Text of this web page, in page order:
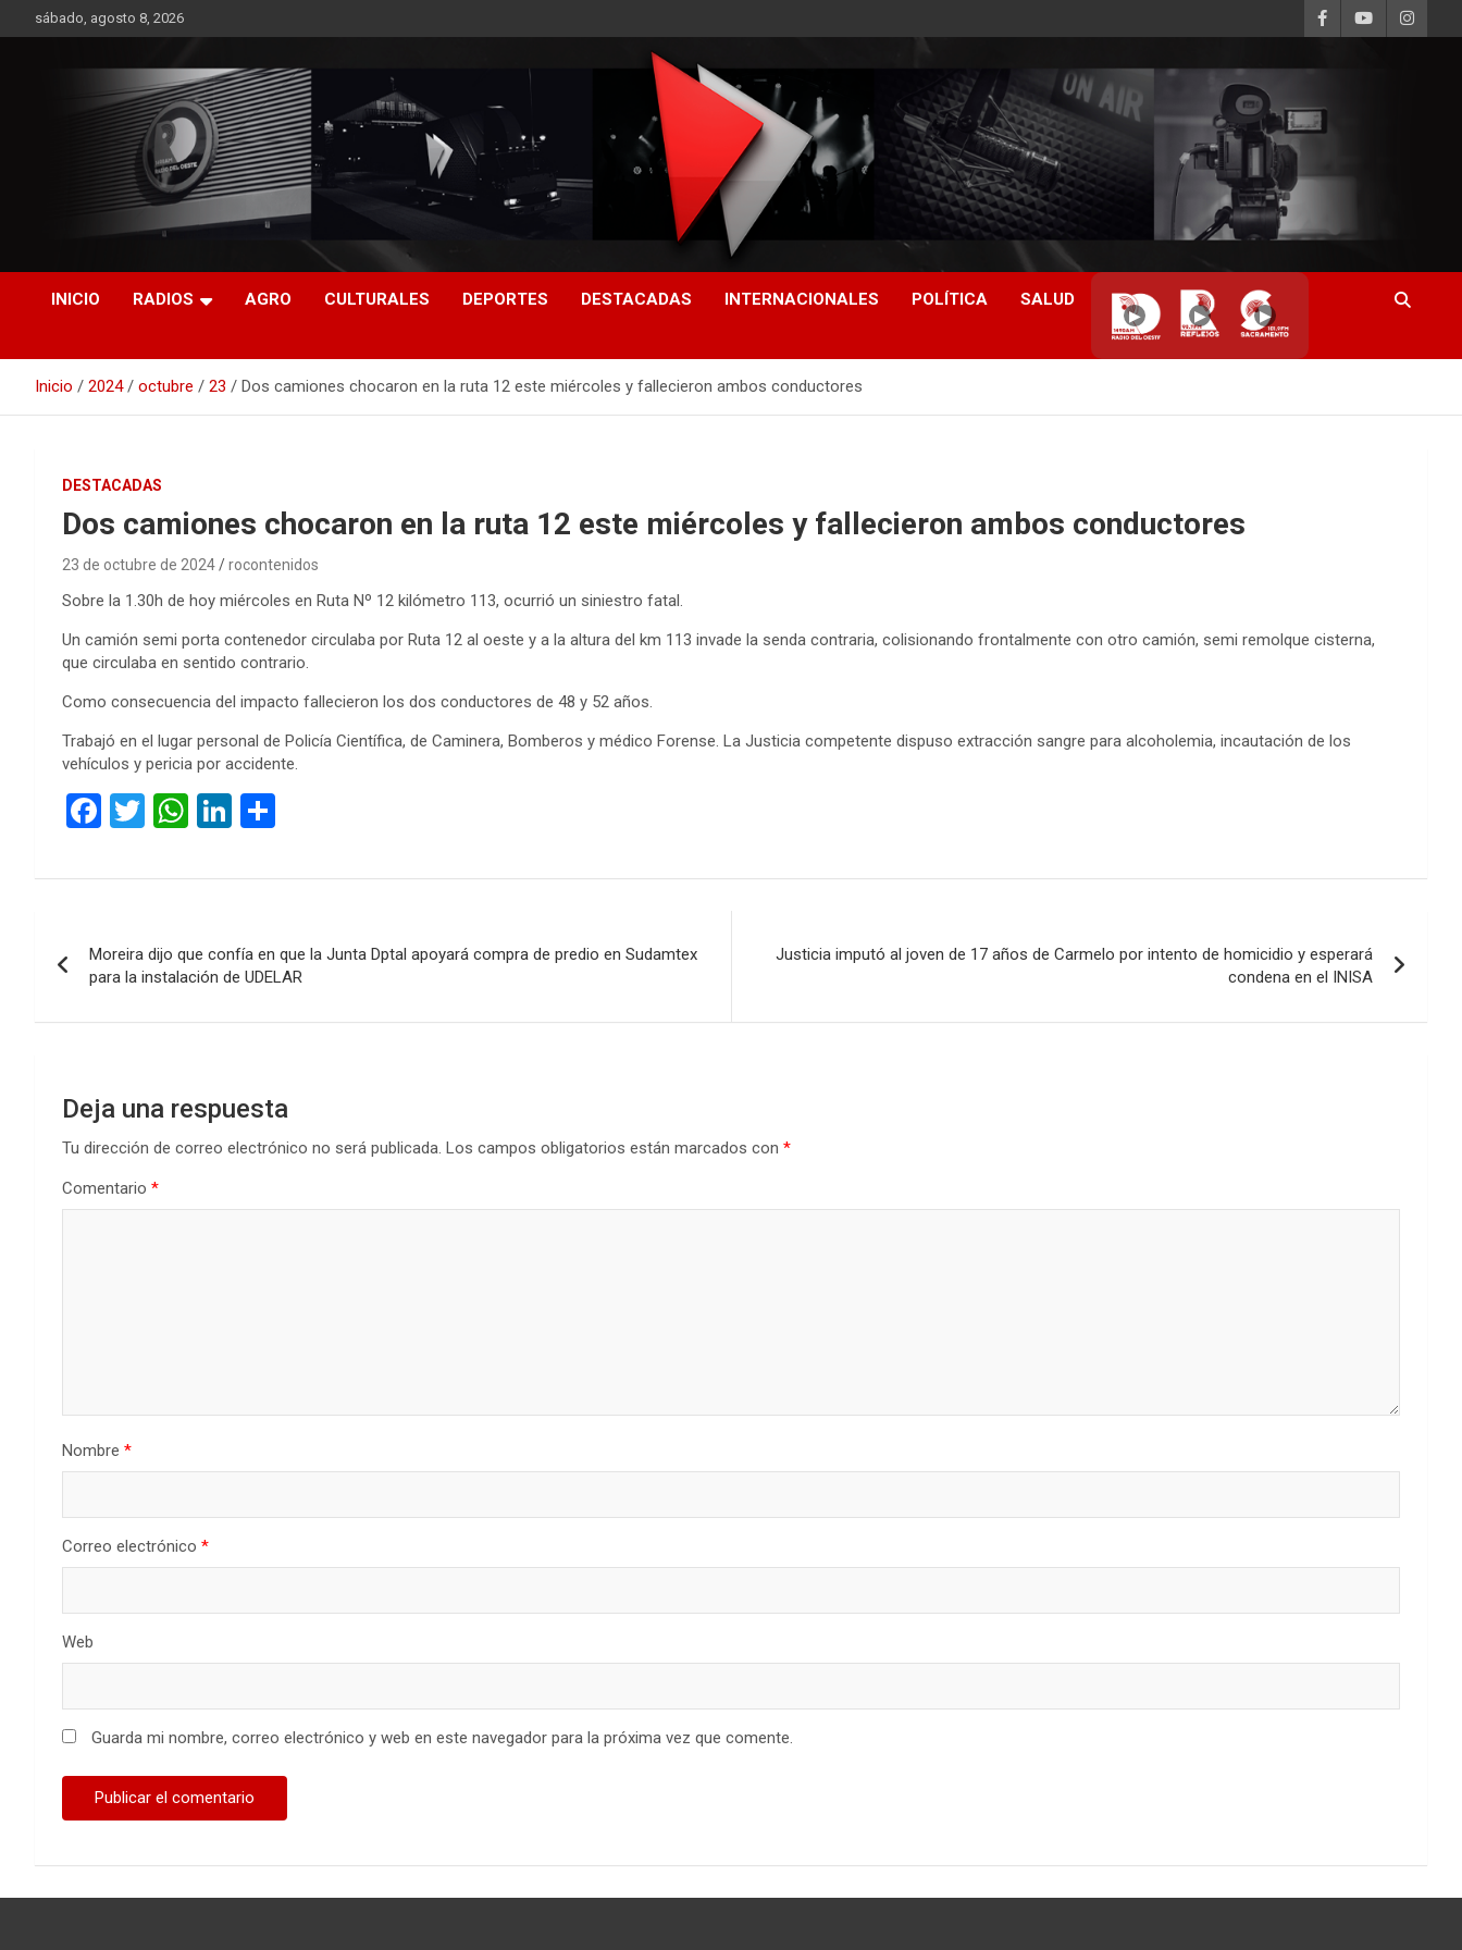
al
sábado, agosto 8, 2026
RO CONTENIDOS
INICIO RADIOS AGRO CULTURALES DEPORTES DESTACADAS INTERNACIONALES POLÍTICA SALUD
▶ ▶ ▶
Inicio 2024 octubre 23 Dos camiones chocaron en la ruta 12 este miércoles y fallecieron ambos conductores
DESTACADAS
Dos camiones chocaron en la ruta 12 este miércoles y fallecieron ambos conductores
23 de octubre de 2024 rocontenidos
Sobre la 1.30h de hoy miércoles en Ruta Nº 12 kilómetro 113, ocurrió un siniestro fatal.
Un camión semi porta contenedor circulaba por Ruta 12 al oeste y a la altura del km 113 invade la senda contraria, colisionando frontalmente con otro camión, semi remolque cisterna,
que circulaba en sentido contrario.
Como consecuencia del impacto fallecieron los dos conductores de 48 y 52 años.
Trabajó en el lugar personal de Policía Científica, de Caminera, Bomberos y médico Forense. La Justicia competente dispuso extracción sangre para alcoholemia, incautación de los
vehículos y pericia por accidente.
F
ce
o
o
k
T
tt
W
at
A
p
p
Li
ke
n
m
ar
tir
de
entradas
Moreira dijo que confía en que la Junta Dptal apoyará compra de predio en Sudamtex
para la instalación de UDELAR
Justicia imputó al joven de 17 años de Carmelo por intento de homicidio y esperará
condena en el INISA
Deja una respuesta
Tu dirección de correo electrónico no será publicada. Los campos obligatorios están marcados con *
Comentario *
Nombre *
Correo electrónico *
Web
Guarda mi nombre, correo electrónico y web en este navegador para la próxima vez que comente.